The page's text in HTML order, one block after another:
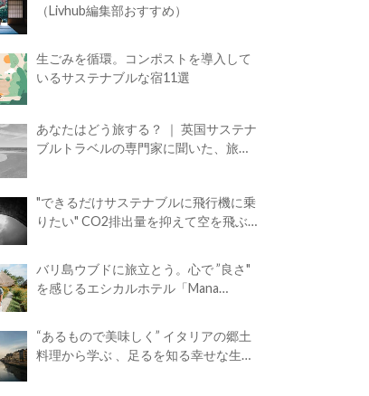
（Livhub編集部おすすめ）
生ごみを循環。コンポストを導入して
いるサステナブルな宿11選
あなたはどう旅する？ ｜ 英国サステナ
ブルトラベルの専門家に聞いた、旅の
"できるだけサステナブルに飛行機に乗
りたい" CO2排出量を抑えて空を飛ぶ
バリ島ウブドに旅立とう。心で ”良さ"
を感じるエシカルホテル「Mana
“あるもので美味しく” イタリアの郷土
料理から学ぶ 、足るを知る幸せな生き